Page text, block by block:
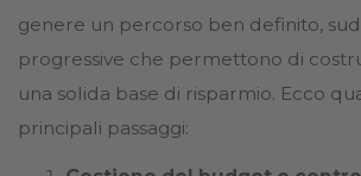
genere un percorso ben definito,
progressive che permettono di
una solida base di risparmio. Ecco
principali passaggi: